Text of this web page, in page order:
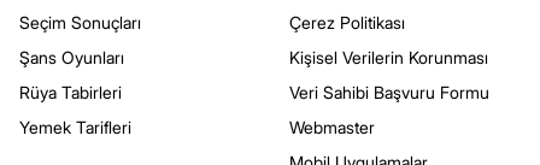
Seçim Sonuçları
Şans Oyunları
Rüya Tabirleri
Yemek Tarifleri
Çerez Politikası
Kişisel Verilerin Korunması
Veri Sahibi Başvuru Formu
Webmaster